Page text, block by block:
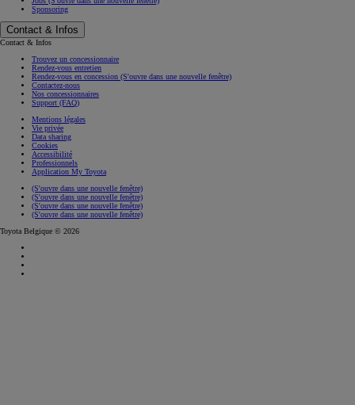
Sponsoring
Contact & Infos
Contact & Infos
Trouvez un concessionnaire
Rendez-vous entretien
Rendez-vous en concession (S'ouvre dans une nouvelle fenêtre)
Contactez-nous
Nos concessionnaires
Support (FAQ)
Mentions légales
Vie privée
Data sharing
Cookies
Accessibilité
Professionnels
Application My Toyota
(S'ouvre dans une nouvelle fenêtre)
(S'ouvre dans une nouvelle fenêtre)
(S'ouvre dans une nouvelle fenêtre)
(S'ouvre dans une nouvelle fenêtre)
Toyota Belgique © 2026